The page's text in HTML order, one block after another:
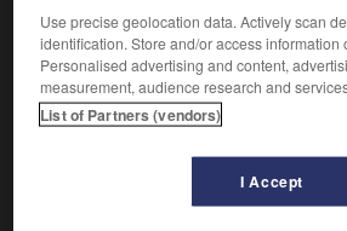
première partie,
Une cantate de Noël
œuvre, qui s'achève sur un choral.
choral adhère à son tempérament.
l'orgue,Fugue, Choral(1917) ; il en
dans le finale de sa2esymphonie
les œuvres où se conjuguent les
protestantes et de J.-S. Bach relevons
dramatique écrit en collaboration
Use precise geolocation data. Actively scan
identification. Store and/or access information
Personalised advertising and content,
measurement, audience research and
List of Partners (vendors)
I Accept